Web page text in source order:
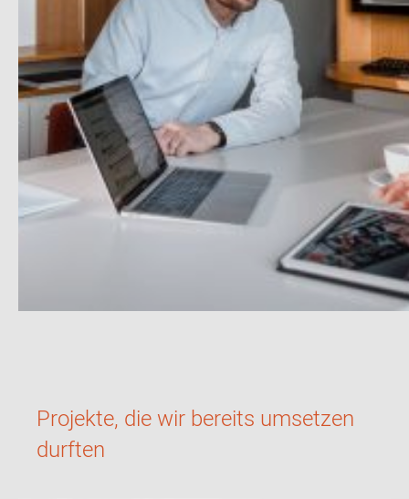
Projekte, die wir bereits umsetzen
durften